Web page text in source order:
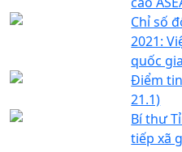
Chỉ số
2021:
quốc
Điểm
21.1)
Bí thư
tiếp xã